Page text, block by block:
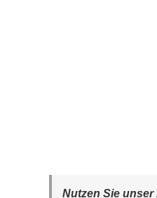
Nutzen Sie